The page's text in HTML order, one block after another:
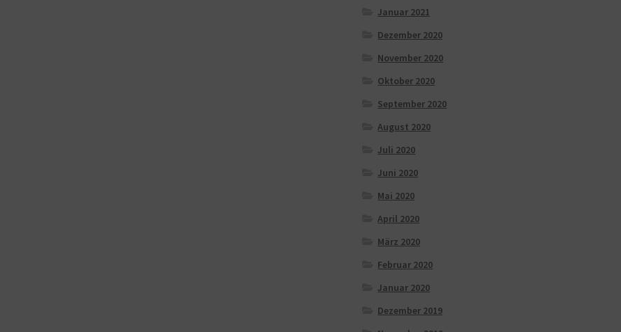
Januar 2021
Dezember 2020
November 2020
Oktober 2020
September 2020
August 2020
Juli 2020
Juni 2020
Mai 2020
April 2020
März 2020
Februar 2020
Januar 2020
Dezember 2019